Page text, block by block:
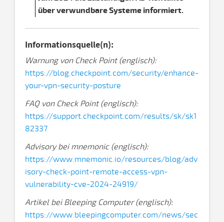
über verwundbare Systeme informiert.
Informationsquelle(n):
Warnung von Check Point (englisch):
https://blog.checkpoint.com/security/enhance-
your-vpn-security-posture
FAQ von Check Point (englisch):
https://support.checkpoint.com/results/sk/sk1
82337
Advisory bei mnemonic (englisch):
https://www.mnemonic.io/resources/blog/adv
isory-check-point-remote-access-vpn-
vulnerability-cve-2024-24919/
Artikel bei Bleeping Computer (englisch):
https://www.bleepingcomputer.com/news/sec